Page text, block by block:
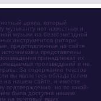
архив, который
музыканту нот известных и
музыки на безвозмездной
инструментов (гитары,
представленные на сайте
и представлены
принадлежат их
произведений и не
За содержание текстов
вы являетесь обладателем
на нашем сайте, и имеете
подтверждение, но по какой-
была доступна нашим
на почтовый ящик